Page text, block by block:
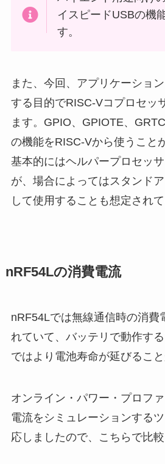
イスピードUSBの機
す。
また、今回、アプリケーショ
する目的でRISC-Vコプロセッ
ます。GPIO、GPIOTE、
の機能をRISC-Vから使うこと
基本的にはヘルパープロセッ
が、場合によってはスタンド
して使用することも想定されて
nRF54Lの消費電流
nRF54Lでは無線通信時の消費
れていて、バッテリで動作す
ではより電池寿命が延びること
オンライン・パワー・プロフ
電流をシミュレーションする
応しましたので、こちらで比較